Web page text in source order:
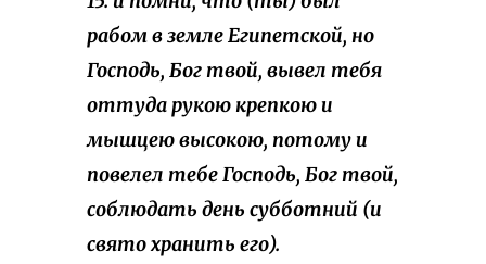
рабом в земле Египетской, но
Господь, Бог твой, вывел тебя
оттуда рукою крепкою и
мышцею высокою, потому и
повелел тебе Господь, Бог твой,
соблюдать день субботний (и
свято хранить его).